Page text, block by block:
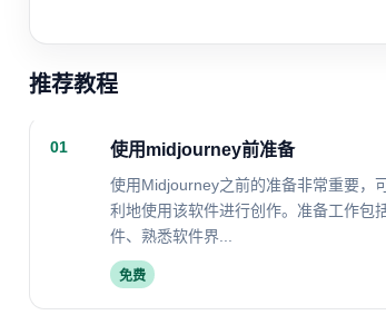
推荐教程
01 使用midjourney前准备
使用Midjourney之前的准备非常重要，
利地使用该软件进行创作。准备工作包
件、熟悉软件界...
免费